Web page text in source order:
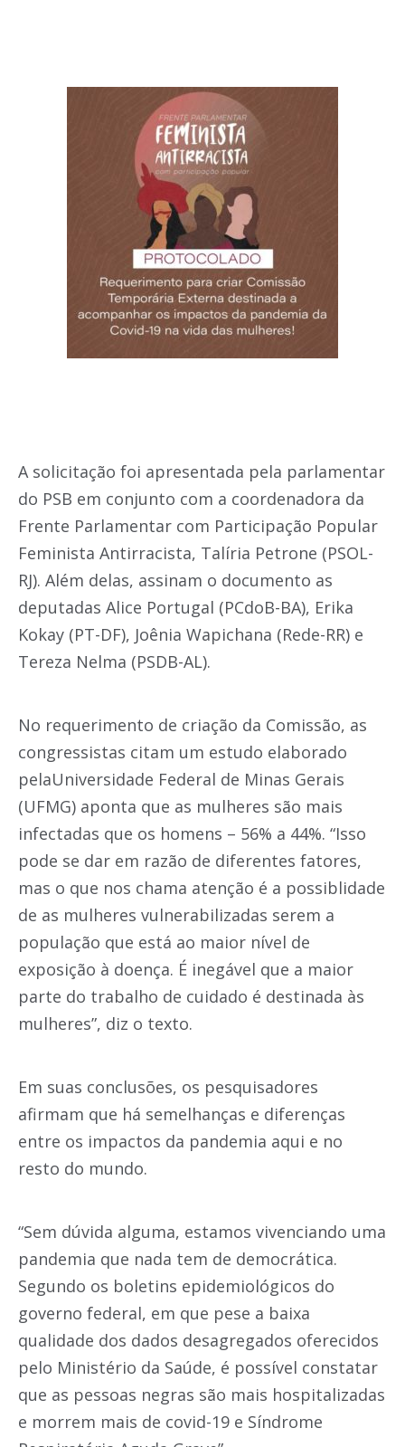
A solicitação foi apresentada pela parlamentar
do PSB em conjunto com a coordenadora da
Frente Parlamentar com Participação Popular
Feminista Antirracista, Talíria Petrone (PSOL-
RJ). Além delas, assinam o documento as
deputadas Alice Portugal (PCdoB-BA), Erika
Kokay (PT-DF), Joênia Wapichana (Rede-RR) e
Tereza Nelma (PSDB-AL).
No requerimento de criação da Comissão, as
congressistas citam um estudo elaborado
pelaUniversidade Federal de Minas Gerais
(UFMG) aponta que as mulheres são mais
infectadas que os homens – 56% a 44%. “Isso
pode se dar em razão de diferentes fatores,
mas o que nos chama atenção é a possiblidade
de as mulheres vulnerabilizadas serem a
população que está ao maior nível de
exposição à doença. É inegável que a maior
parte do trabalho de cuidado é destinada às
mulheres”, diz o texto.
Em suas conclusões, os pesquisadores
afirmam que há semelhanças e diferenças
entre os impactos da pandemia aqui e no
resto do mundo.
“Sem dúvida alguma, estamos vivenciando uma
pandemia que nada tem de democrática.
Segundo os boletins epidemiológicos do
governo federal, em que pese a baixa
qualidade dos dados desagregados oferecidos
pelo Ministério da Saúde, é possível constatar
que as pessoas negras são mais hospitalizadas
e morrem mais de covid-19 e Síndrome